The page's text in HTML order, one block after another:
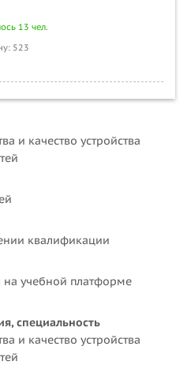
13 чел.
523
и качество устройства
квалификации
учебной платформе
специальность
и качество устройства